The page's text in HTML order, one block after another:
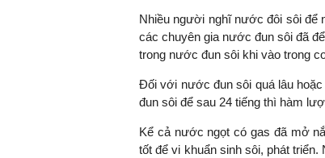
Nhiều người nghĩ nước đôi sôi để
các chuyên gia nước đun sôi đã
trong nước đun sôi khi vào trong
Đối với nước đun sôi quá lâu
đun sôi để sau 24 tiếng thì hàm
Kể cả nước ngọt có gas đã mở
tốt để vi khuẩn sinh sôi, phát